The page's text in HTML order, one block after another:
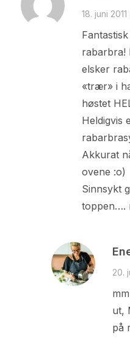
18. juni 2011
rabarbra!
elsker
«trær» i
høstet
Heldigvis
Akkurat
ovene :o)
Sinnsykt
toppen….
20.
ut,
på